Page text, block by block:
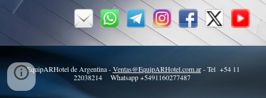
EquipARHotel de Argentina -Ventas@EquipARHotel.com.ar- Tel +54 11
22038214 Whatsapp +5491160277487